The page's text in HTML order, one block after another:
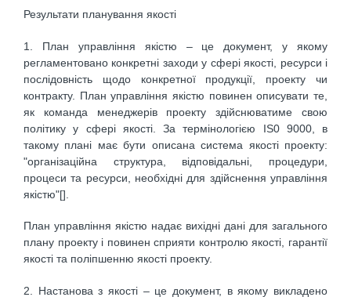
Результати планування якості
1. План управління якістю – це документ, у якому
регламентовано конкретні заходи у сфері якості, ресурси і
послідовність щодо конкретної продукції, проекту чи
контракту. План управління якістю повинен описувати те,
як команда менеджерів проекту здійснюватиме свою
політику у сфері якості. За термінологією IS0 9000, в
такому плані має бути описана система якості проекту:
"організаційна структура, відповідальні, процедури,
процеси та ресурси, необхідні для здійснення управління
якістю"[].
План управління якістю надає вихідні дані для загального
плану проекту і повинен сприяти контролю якості, гарантії
якості та поліпшенню якості проекту.
2. Настанова з якості – це документ, в якому викладено